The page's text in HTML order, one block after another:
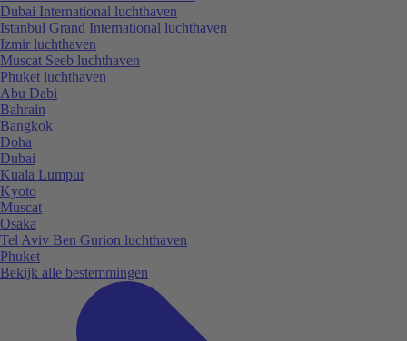
Dubai International luchthaven
Istanbul Grand International luchthaven
Izmir luchthaven
Muscat Seeb luchthaven
Phuket luchthaven
Abu Dabi
Bahrain
Bangkok
Doha
Dubai
Kuala Lumpur
Kyoto
Muscat
Osaka
Tel Aviv Ben Gurion luchthaven
Phuket
Bekijk alle bestemmingen